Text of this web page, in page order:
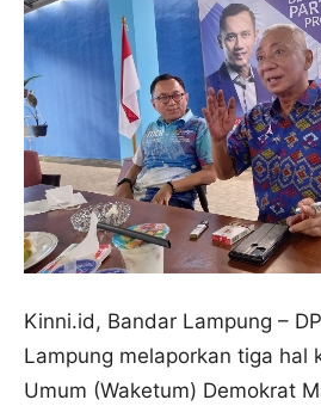
Kinni.id, Bandar Lampung –
Lampung melaporkan tiga hal
Umum (Waketum) Demokrat